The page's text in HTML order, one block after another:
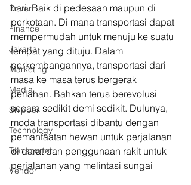
Driver
Finance
Jakarta
Marketing
Media
Shipper
Technology
Transporter
Vendor
hari. Baik di pedesaan maupun di
perkotaan. Di mana transportasi dapat
mempermudah untuk menuju ke suatu
tempat yang dituju. Dalam
perkembangannya, transportasi dari
masa ke masa terus bergerak
perlahan. Bahkan terus berevolusi
secara sedikit demi sedikit. Dulunya,
moda transportasi dibantu dengan
pemanfaatan hewan untuk perjalanan
di darat dan penggunaan rakit untuk
perjalanan yang melintasi sungai